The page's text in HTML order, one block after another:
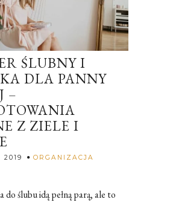
ŚLUBNY I
DLA PANNY
–
Z ZIELE I
2019
ORGANIZACJA
ślubu idą pełną parą, ale to